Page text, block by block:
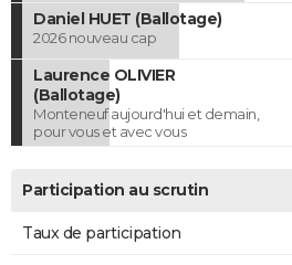
Daniel HUET (Ballotage)
2026 nouveau cap
Laurence OLIVIER
(Ballotage)
Monteneuf aujourd'hui et demain,
pour vous et avec vous
Participation au scrutin
Taux de participation